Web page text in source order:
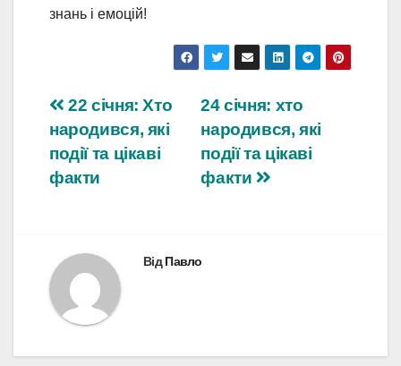
знань і емоцій!
Навігація
записів
24 січня: хто
народився, які
події та цікаві
факти
22 січня: Хто
народився, які
події та цікаві
факти
ВідПавло